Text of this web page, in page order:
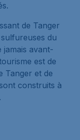
de Tanger
du
jamais avant-
est de
Tanger et de
construits à